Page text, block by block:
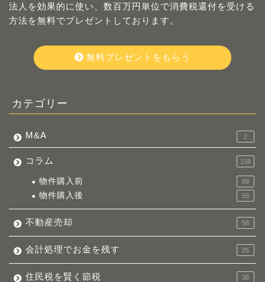
法人を効果的に使い、数百万円単位で消費税還付を受ける
方法を無料でプレゼントしております。
無料プレゼントをもらう
カテゴリー
M&A 2
コラム 158
物件購入前 89
物件購入後 55
不動産売却 58
会計処理でお金を残す 25
住民税を賢く節税 38